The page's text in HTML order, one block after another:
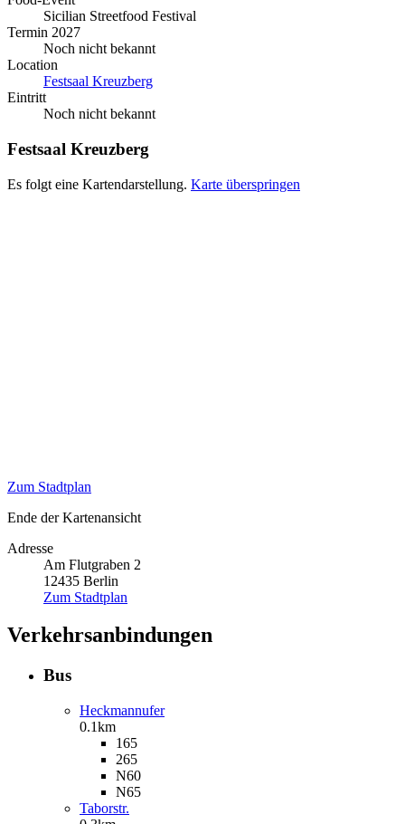
Sicilian Streetfood Festival
Termin 2027
Noch nicht bekannt
Location
Festsaal Kreuzberg
Eintritt
Noch nicht bekannt
Festsaal Kreuzberg
Es folgt eine Kartendarstellung. Karte überspringen
Zum Stadtplan
Ende der Kartenansicht
Adresse
Am Flutgraben 2
12435 Berlin
Zum Stadtplan
Verkehrsanbindungen
Bus
Heckmannufer
0.1km
165
265
N60
N65
Taborstr.